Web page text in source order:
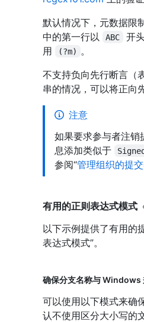
默认情况下，元数据限
中的第一行以
ABC 开
用
(?m)
。
不支持负向先行断言（
串的情况，可以将正向
注意
如果要求参与者注
息添加类似于
参阅“管理组织的提
有用的正则表达式模式
以下示例提供了有用的
表达式模式”。
确保分支名称与 Windows
可以使用以下模式来确
认不使用区分大小写的